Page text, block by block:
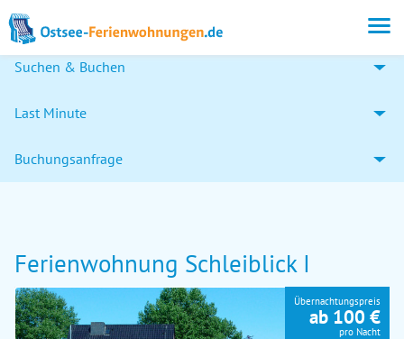
Suchen & Buchen
Last Minute
Buchungsanfrage
Ferienwohnung Schleiblick I
Übernachtungspreis
ab 100 €
pro Nacht